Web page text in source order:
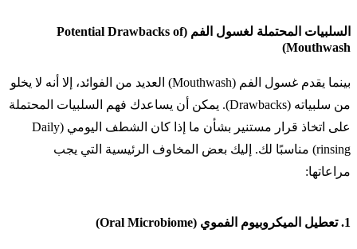
السلبيات المحتملة لغسول الفم (Potential Drawbacks of
Mouthwash)
بينما يقدم غسول الفم (Mouthwash) العديد من الفوائد، إلا أنه لا يخلو
من سلبياته (Drawbacks). يمكن أن يساعدك فهم السلبيات المحتملة
على اتخاذ قرار مستنير بشأن ما إذا كان الشطف اليومي (Daily
rinsing) مناسبًا لك. إليك بعض المخاوف الرئيسية التي يجب
مراعاتها:
1. تعطيل الميكروبيوم الفموي (Oral Microbiome)